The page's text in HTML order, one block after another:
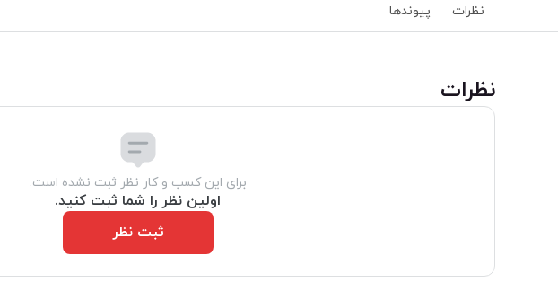
نظرات پیوند‌ها
‌نظرات
برای این کسب و کار نظر ثبت نشده است.
اولین نظر را شما ثبت کنید.
ثبت نظر